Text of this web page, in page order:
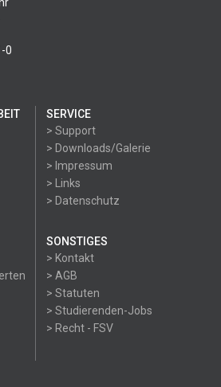
0
SERVICE
> Support
> Downloads/Galerie
> Impressum
> Links
> Datenschutz
SONSTIGES
> Kontakt
> AGB
> Statuten
> Studierenden-Jobs
> Recht - FSV